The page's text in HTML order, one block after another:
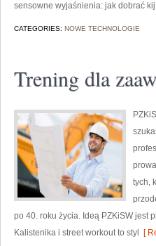
sensowne wyjaśnienia: jak dobrać kij
CATEGORIES: NOWE TECHNOLOGIE
Trening dla
tych,
po 40. roku życia. Ideą PZKiSW jest
Kalistenika i street workout to styl
[